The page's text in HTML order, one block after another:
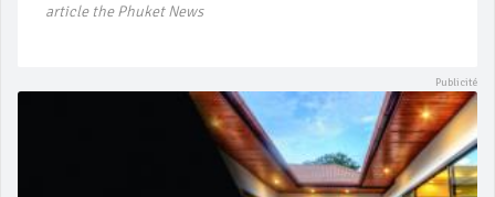
article the Phuket News